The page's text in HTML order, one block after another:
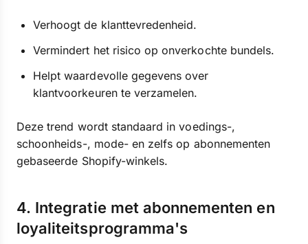
Verhoogt de klanttevredenheid.
Vermindert het risico op onverkochte bundels.
Helpt waardevolle gegevens over
klantvoorkeuren te verzamelen.
Deze trend wordt standaard in voedings-,
schoonheids-, mode- en zelfs op abonnementen
gebaseerde Shopify-winkels.
4. Integratie met abonnementen en
loyaliteitsprogramma's